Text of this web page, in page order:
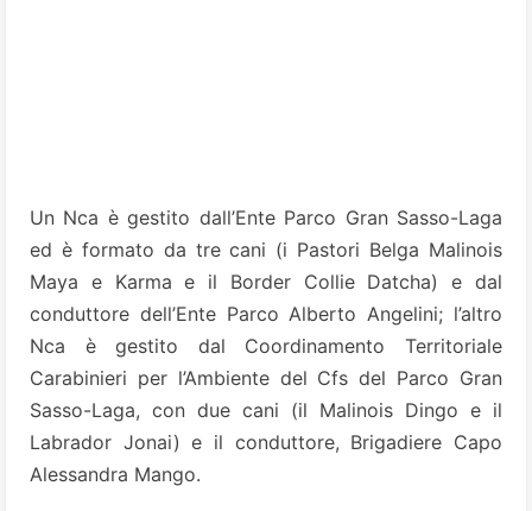
Un Nca è gestito dall’Ente Parco Gran Sasso-Laga
ed è formato da tre cani (i Pastori Belga Malinois
Maya e Karma e il Border Collie Datcha) e dal
conduttore dell’Ente Parco Alberto Angelini; l’altro
Nca è gestito dal Coordinamento Territoriale
Carabinieri per l’Ambiente del Cfs del Parco Gran
Sasso-Laga, con due cani (il Malinois Dingo e il
Labrador Jonai) e il conduttore, Brigadiere Capo
Alessandra Mango.